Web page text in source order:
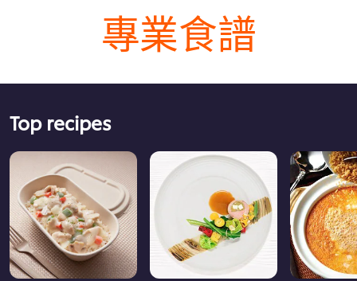
專業食譜
Top recipes